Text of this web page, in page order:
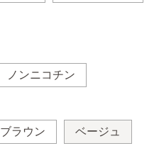
ノンニコチン
ブラウン ベージュ